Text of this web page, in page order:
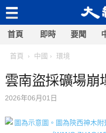
首頁 即時 要聞
首頁 中國 環境
雲南盜採礦場崩
2026年06月01日